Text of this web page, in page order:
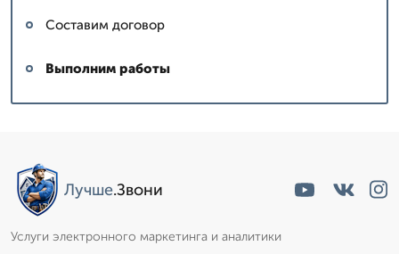
Составим договор
Выполним работы
Лучше.Звони
Услуги электронного маркетинга и аналитики